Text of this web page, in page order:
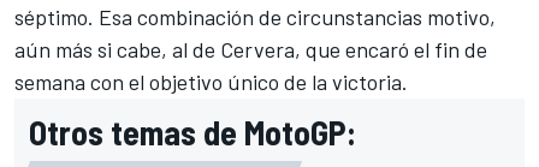
séptimo. Esa combinación de circunstancias motivo,
aún más si cabe, al de Cervera, que encaró el fin de
semana con el objetivo único de la victoria.
Otros temas de MotoGP: